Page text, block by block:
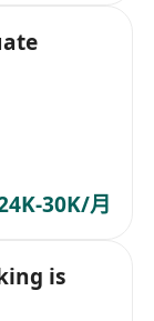
30K/月
is